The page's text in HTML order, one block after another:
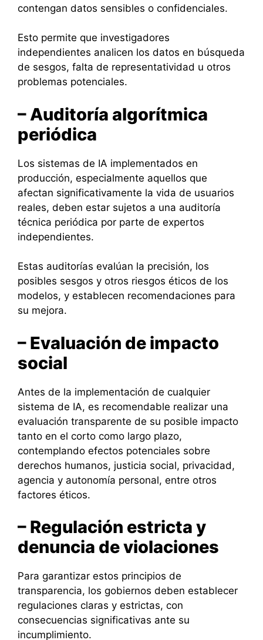
contengan datos sensibles o confidenciales.
Esto permite que investigadores
independientes analicen los datos en búsqueda
de sesgos, falta de representatividad u otros
problemas potenciales.
– Auditoría algorítmica
periódica
Los sistemas de IA implementados en
producción, especialmente aquellos que
afectan significativamente la vida de usuarios
reales, deben estar sujetos a una auditoría
técnica periódica por parte de expertos
independientes.
Estas auditorías evalúan la precisión, los
posibles sesgos y otros riesgos éticos de los
modelos, y establecen recomendaciones para
su mejora.
– Evaluación de impacto
social
Antes de la implementación de cualquier
sistema de IA, es recomendable realizar una
evaluación transparente de su posible impacto
tanto en el corto como largo plazo,
contemplando efectos potenciales sobre
derechos humanos, justicia social, privacidad,
agencia y autonomía personal, entre otros
factores éticos.
– Regulación estricta y
denuncia de violaciones
Para garantizar estos principios de
transparencia, los gobiernos deben establecer
regulaciones claras y estrictas, con
consecuencias significativas ante su
incumplimiento.